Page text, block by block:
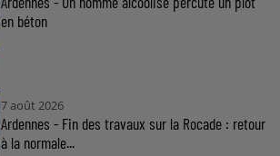
en béton
7 août 2026
Ardennes - Fin des travaux sur la Rocade : retour
à la normale...